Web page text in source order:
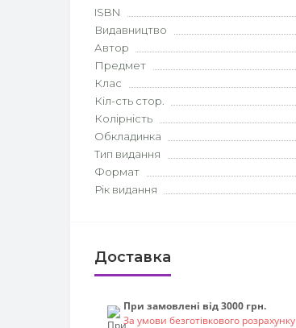
ISBN
Видавництво
Автор
Предмет
Клас
Кіл-сть стор.
Колірність
Обкладинка
Тип видання
Формат
Рік видання
Доставка
При замовлені від 3000 грн.
За умови безготівкового розрахунку